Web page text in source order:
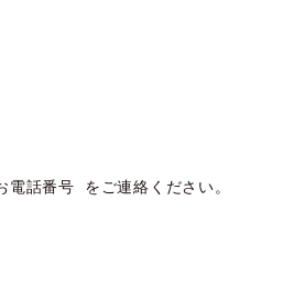
話番号 をご連絡ください。